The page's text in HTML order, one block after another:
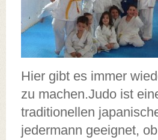
Hier gibt es immer
zu machen.Judo ist
traditionellen
jedermann geeignet,